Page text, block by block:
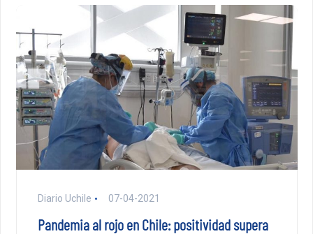
Diario Uchile 07-04-2021
Pandemia al rojo en Chile: positividad supera